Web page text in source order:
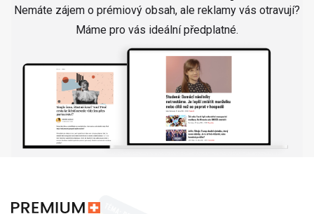
Nemáte zájem o prémiový obsah, ale reklamy vás otravují?
Máme pro vás ideální předplatné.